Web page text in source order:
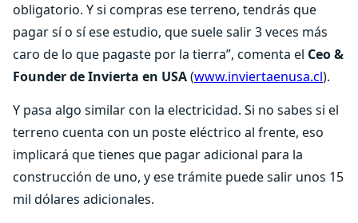
obligatorio. Y si compras ese terreno, tendrás que
pagar sí o sí ese estudio, que suele salir 3 veces más
caro de lo que pagaste por la tierra”, comenta el Ceo &
Founder de Invierta en USA(www.inviertaenusa.cl).
Y pasa algo similar con la electricidad. Si no sabes si el
terreno cuenta con un poste eléctrico al frente, eso
implicará que tienes que pagar adicional para la
construcción de uno, y ese trámite puede salir unos 15
mil dólares adicionales.